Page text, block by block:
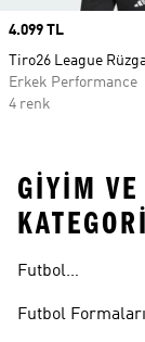
Price
4.099 TL
Tiro26 League
Erkek Performance
4 renk
GIYIM VE
Futbol
Futbol Formaları